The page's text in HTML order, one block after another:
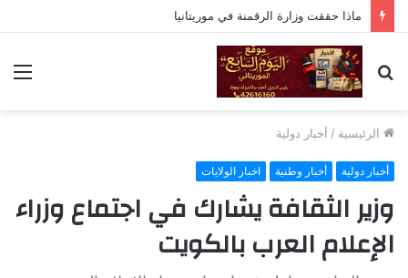
ماذا حققت وزارة الرقمنة في موريتانيا
بحث
عن
الرئيسية / أخبار دولية
أخبار دولية أخبار وطنية اخبار الولايات
وزير الثقافة يشارك في اجتماع وزراء
الإعلام العرب بالكويت